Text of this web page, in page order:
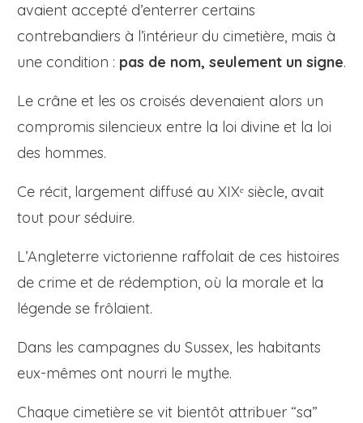
avaient accepté d’enterrer certains
contrebandiers à l’intérieur du cimetière, mais à
une condition : pas de nom, seulement un signe.
Le crâne et les os croisés devenaient alors un
compromis silencieux entre la loi divine et la loi
des hommes.
Ce récit, largement diffusé au XIXᵉ siècle, avait
tout pour séduire.
L’Angleterre victorienne raffolait de ces histoires
de crime et de rédemption, où la morale et la
légende se frôlaient.
Dans les campagnes du Sussex, les habitants
eux-mêmes ont nourri le mythe.
Chaque cimetière se vit bientôt attribuer “sa”